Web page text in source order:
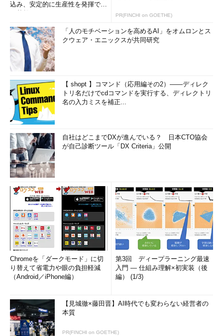
込み、安定的に生産性を発揮でき
PR(FINCHI on GOETHE)
「人のモチベーションを高めるAI」をオムロンとス
クウェア・エニックスが共同研究
【 shopt 】コマンド（応用編その2）――ディレク
トリ名だけでcdコマンドを実行する、ディレクトリ
名の入力ミスを補正...
自社はどこまでDXが進んでいる？ 日本CTO協会
が自己診断ツール「DX Criteria」公開
Chromeを「ダークモード」に切
り替えて省電力や眼の負担軽減
（Android／iPhone編）
第3回 ディープラーニング最速
入門 ― 仕組み理解×初実装（後
編） (1/3)
【見城徹×藤田晋】AI時代でも変わらない経営者の
本質
PR(FINCHI on GOETHE)